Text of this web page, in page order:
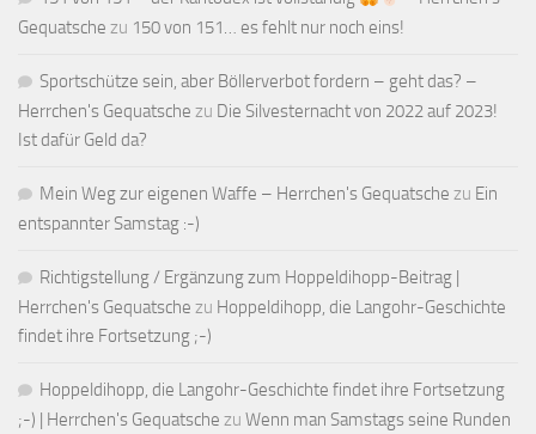
Gequatsche zu 150 von 151… es fehlt nur noch eins!
Sportschütze sein, aber Böllerverbot fordern – geht das? –
Herrchen's Gequatsche zu Die Silvesternacht von 2022 auf 2023!
Ist dafür Geld da?
Mein Weg zur eigenen Waffe – Herrchen's Gequatsche zu Ein
entspannter Samstag :-)
Richtigstellung / Ergänzung zum Hoppeldihopp-Beitrag |
Herrchen's Gequatsche zu Hoppeldihopp, die Langohr-Geschichte
findet ihre Fortsetzung ;-)
Hoppeldihopp, die Langohr-Geschichte findet ihre Fortsetzung
;-) | Herrchen's Gequatsche zu Wenn man Samstags seine Runden